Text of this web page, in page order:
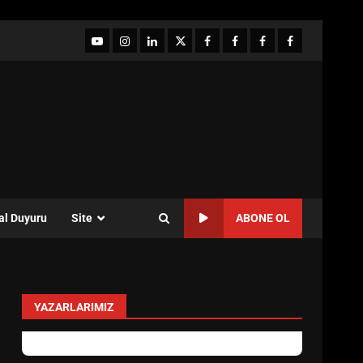
YouTubeInstagram
LinkedIntwitterfacebook-Facebook-
Facebook-Facebook-
Duyuru Site ABONE OL
YAZARLARIMIZ